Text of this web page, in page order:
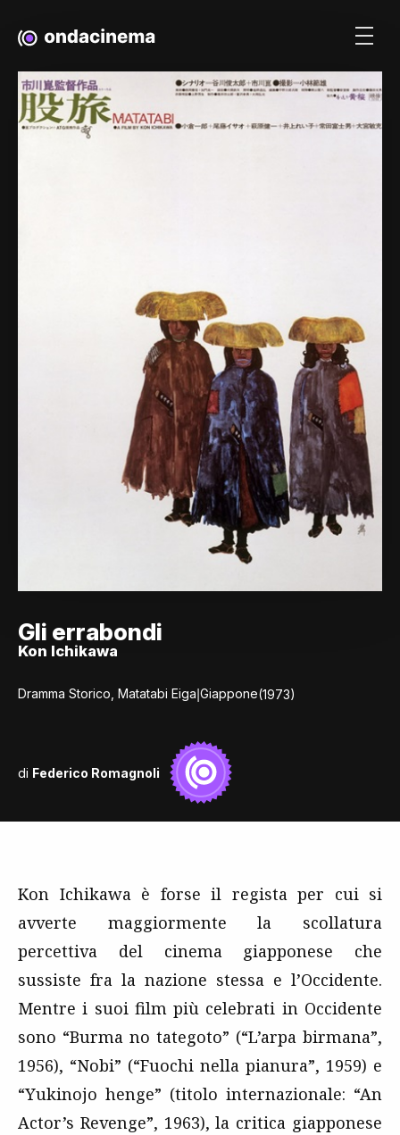
Gli errabondi
Kon Ichikawa
Dramma Storico, Matatabi Eiga|Giappone(1973)
di Federico Romagnoli
Kon Ichikawa è forse il regista per cui si
avverte maggiormente la scollatura
percettiva del cinema giapponese che
sussiste fra la nazione stessa e l’Occidente.
Mentre i suoi film più celebrati in Occidente
sono “Burma no tategoto” (“L’arpa birmana”,
1956), “Nobi” (“Fuochi nella pianura”, 1959) e
“Yukinojo henge” (titolo internazionale: “An
Actor’s Revenge”, 1963), la critica giapponese